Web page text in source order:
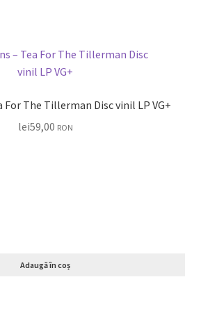
For The Tillerman Disc vinil LP VG+
lei59,00 RON
Adaugă în coș